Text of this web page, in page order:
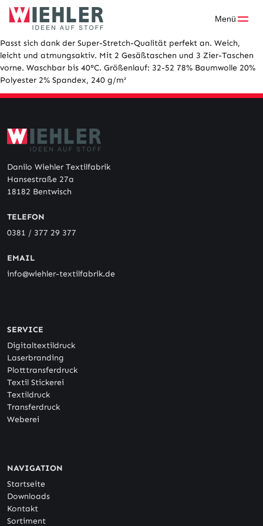
Skip
Menü
Passt sich dank der Super-Stretch-Qualität perfekt an. Weich,
leicht und atmungsaktiv. Mit 2 Gesäßtaschen und 3 Zier-Taschen
vorne. Waschbar bis 40°C. Größenlauf: 32-52 78% Baumwolle 20%
Polyester 2% Spandex, 240 g/m²
Danilo Wiehler Textilfabrik
Hansestraße 27a
18182 Bentwisch
TELEFON
0381 / 377 29 377
EMAIL
info@wiehler-textilfabrik.de
SERVICE
Digitaltextildruck
Laserbranding
Plotttransferdruck
Textil Stickerei
Textildruck
Transferdruck
Weberei
NAVIGATION
Startseite
Downloads
Kontakt
Sortiment